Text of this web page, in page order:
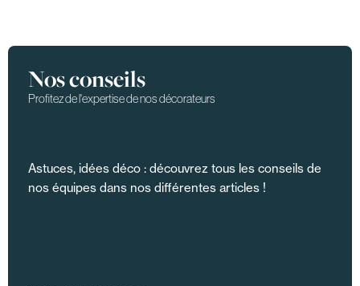
Nos conseils
Profitez de l'expertise de nos décorateurs
Astuces, idées déco : découvrez tous les conseils de
nos équipes dans nos différentes articles !